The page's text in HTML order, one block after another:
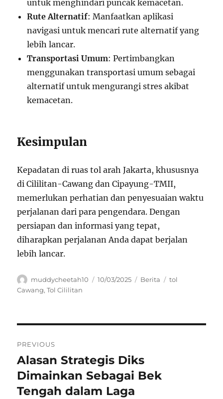
untuk menghindari puncak kemacetan.
Rute Alternatif: Manfaatkan aplikasi
navigasi untuk mencari rute alternatif yang
lebih lancar.
Transportasi Umum: Pertimbangkan
menggunakan transportasi umum sebagai
alternatif untuk mengurangi stres akibat
kemacetan.
Kesimpulan
Kepadatan di ruas tol arah Jakarta, khususnya
di Cililitan-Cawang dan Cipayung-TMII,
memerlukan perhatian dan penyesuaian waktu
perjalanan dari para pengendara. Dengan
persiapan dan informasi yang tepat,
diharapkan perjalanan Anda dapat berjalan
lebih lancar.
Author
muddycheetah10
Posted
10/03/2025 Categories
Berita Tags
tol
Cawang,Tol Cililitan
pos
PREVIOUS
Previous
post:
Alasan Strategis Diks
Dimainkan Sebagai Bek
Tengah dalam Laga